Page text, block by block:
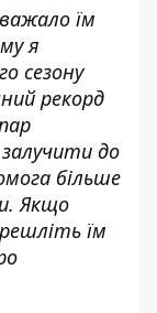
їм
я
сезону
рекорд
до
більше
Якщо
їм